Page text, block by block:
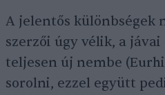
A jelentős különbségek
szerzői úgy vélik, a
teljesen új nembe
sorolni, ezzel együtt